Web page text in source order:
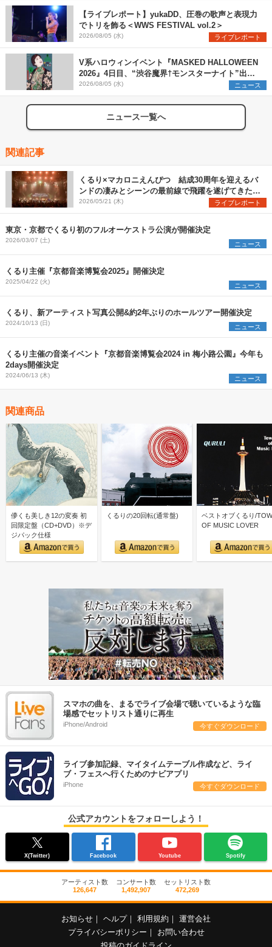
【ライブレポート】yukaDD、圧巻の歌声と表現力
でトリを飾る＜WWS FESTIVAL vol.2＞
2026/08/05 (水) ライブレポート
V系ハロウィンイベント『MASKED HALLOWEEN
2026』4日目、“渋谷魔界†モンスターナイト”出演6
組を発表
2026/08/05 (水) ニュース
ニュース一覧へ
関連記事
くるり×マカロニえんぴつ 結成30周年を迎えるバ
ンドの凄みとシーンの最前線で飛躍を遂げてきたバ
ンドの勢いを見た『MUSIC SPLASH!!』2日目レポ
ート
2026/05/21 (木) ライブレポート
東京・京都でくるり初のフルオーケストラ公演が開催決定
2026/03/07 (土) ニュース
くるり主催『京都音楽博覧会2025』開催決定
2025/04/22 (火) ニュース
くるり、新アーティスト写真公開&約2年ぶりのホールツアー開催決定
2024/10/13 (日) ニュース
くるり主催の音楽イベント『京都音楽博覧会2024 in 梅小路公園』今年も
2days開催決定
2024/06/13 (木) ニュース
関連商品
儚くも美しき12の変奏 初
回限定盤（CD+DVD）※デ
ジパック仕様
くるりの20回転(通常盤)
ベストオブくるり/
OF MUSIC LOVER
スマホの曲を、まるでライブ会場で聴いているような臨
場感でセットリスト通りに再生
iPhone/Android 今すぐダウンロード
ライブ参加記録、マイタイムテーブル作成など、ライ
ブ・フェスへ行くためのナビアプリ
iPhone 今すぐダウンロード
公式アカウントをフォローしよう！
X(Twitter) Facebook Youtube Spotify
アーティスト数
126,647
コンサート数
1,492,907
セットリスト数
472,269
お知らせ ヘルプ 利用規約
運営会社
プライバシーポリシー
お問い合わせ